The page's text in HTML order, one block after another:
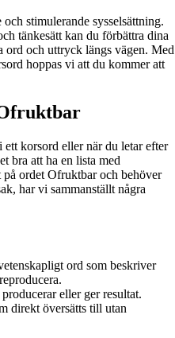
stimulerande sysselsättning.
tänkesätt kan du förbättra dina
ord och uttryck längs vägen. Med
hoppas vi att du kommer att
korsord eller när du letar efter
bra att ha en lista med
ordet Ofruktbar och behöver
har vi sammanställt några
ord som beskriver
eller ger resultat.
direkt översätts till utan